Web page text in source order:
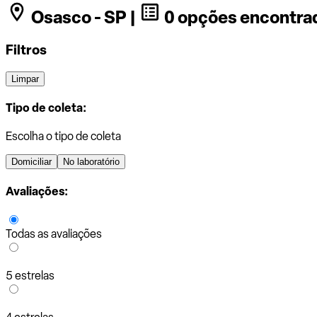
Osasco - SP | 0 opções
Filtros
Limpar
Tipo de coleta:
Escolha o tipo de coleta
Domiciliar No laboratório
Avaliações:
Todas as avaliações
5 estrelas